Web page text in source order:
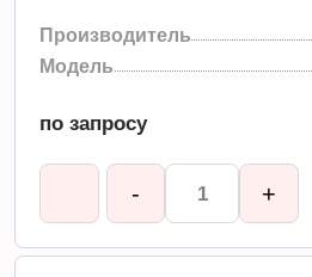
Производитель
Модель
по запросу
- +